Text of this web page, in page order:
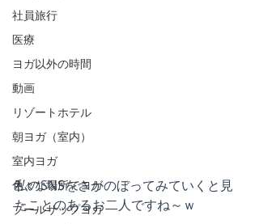
社員旅行
医療
ヨガ以外の時間
動画
リゾートホテル
朝ヨガ（室内）
室内ヨガ
色々な場所でヨガ
プールサップヨガ
私のSNSをさかのぼってみていくと見
たことのあるお二人ですね～ｗ